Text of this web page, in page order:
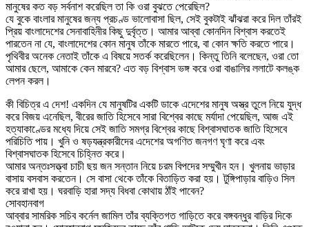
মানুষের কত বড় সর্বনাশ করেছিল তা কি ওরা বুঝতে পেরেছিল?
যে বুকে বাংলার মানুষের জন্য প্রচণ্ড ভালোবাসা ছিল, সেই বুকটাই ঝাঁঝরা করে দিল তাঁরই
প্রিয় বাংলাদেশের সেনাবাহিনীর কিছু দুর্বৃত্ত। আমার আব্বা কোনদিন বিশ্বাস করতেই
পারতেন না যে, বাংলাদেশের কোন মানুষ তাঁকে মারতে পারে, বা কোন ক্ষতি করতে পারে।
পৃথিবীর অনেক নেতাই তাঁকে এ বিষয়ে সতর্ক করেছিলেন। কিন্তু তিনি বলেছেন, ওরা তো
আমার ছেলে, আমাকে কেন মারবে? এত বড় বিশ্বাস ভঙ্গ করে ওরা বাঙালির ললাটে কলঙ্ক
লেপন করল।
কী বিচিত্র এ দেশ! একদিন যে মানুষটির একটি ডাকে এদেশের মানুষ অস্ত্র তুলে নিয়ে যুদ্ধ
করে বিজয় এনেছিল, বীরের জাতি হিসেবে সারা বিশ্বের কাছে মর্যাদা পেয়েছিল, আজ এই
হত্যাকাণ্ডের মধ্যে দিয়ে সেই জাতি সমগ্র বিশ্বের কাছে বিশ্বাসঘাতক জাতি হিসেবে
পরিচিতি পায়। খুনি ও ষড়যন্ত্রকারীদের এদেশের অগণিত জনগণ ঘৃণা করে এবং
বিশ্বাসঘাতক হিসেবে চিহ্নিত করে।
আমার অন্তঃসত্ত্বা চাচী ছয় জন সন্তান নিয়ে চরম বিপদের সম্মুখীন হন। খুলনায় ভাড়ার
বাসায় বসবাস করতেন। সে বাসা থেকে তাঁকে বিতাড়িত করা হয়। টুঙ্গিপাড়ার বাড়িও সিল
করে রাখা হয়। ঘরবাড়ি হারা সদ্য বিধবা কোথায় ঠাঁই পাবেন?
সোবহানবাগ
আব্বার সামরিক সচিব কর্নেল জামিল তাঁর ব্যক্তিগত গাড়িতে করে বঙ্গবন্ধুর বাড়ির দিকে